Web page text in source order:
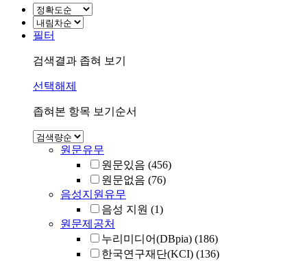
필터
검색결과 좁혀 보기
선택해제
좁혀본 항목 보기순서
원문유무
원문있음 (456)
원문없음 (76)
음성지원유무
음성 지원 (1)
원문제공처
누리미디어(DBpia) (186)
한국연구재단(KCI) (136)